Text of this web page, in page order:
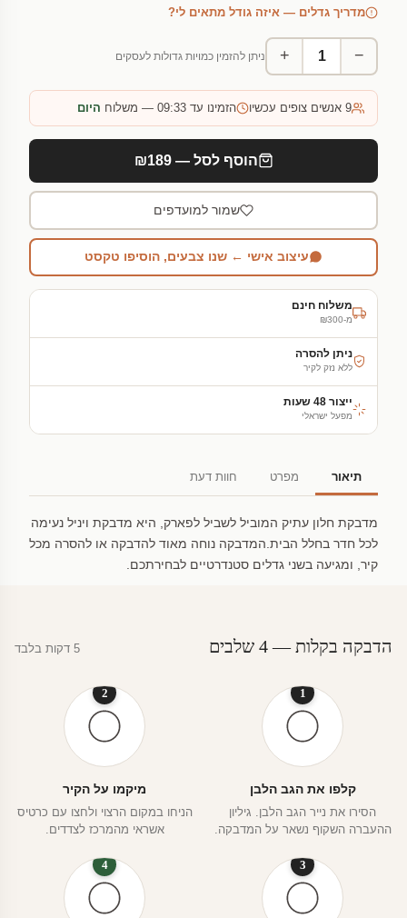
מדריך גדלים — איזה גודל מתאים לי?
−
+ ניתן להזמין כמויות גדולות לעסקים
9 אנשים צופים עכשיו הזמינו עד 09:33 — משלוח היום
הוסף לסל — ₪189
שמור למועדפים
עיצוב אישי ← שנו צבעים, הוסיפו טקסט
משלוח חינם
מ-₪300
ניתן להסרה
ללא נזק לקיר
ייצור 48 שעות
מפעל ישראלי
תיאור מפרט חוות דעת
מדבקת חלון עתיק המוביל לשביל לפארק, היא מדבקת ויניל נעימה
לכל חדר בחלל הבית.המדבקה נוחה מאוד להדבקה או להסרה מכל
קיר, ומגיעה בשני גדלים סטנדרטיים לבחירתכם.
הדבקה בקלות — 4 שלבים 5 דקות בלבד
1
קלפו את הגב הלבן
הסירו את נייר הגב הלבן. גיליון
ההעברה השקוף נשאר על המדבקה.
2
מיקמו על הקיר
הניחו במקום הרצוי ולחצו עם כרטיס
אשראי מהמרכז לצדדים.
3
4